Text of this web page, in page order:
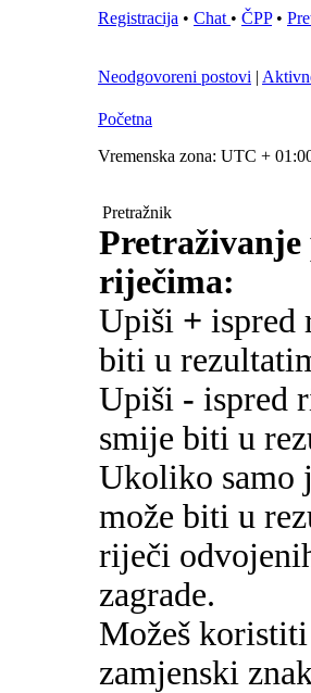
Registracija • Chat • ČPP•
Neodgovoreni postovi |
Početna
Vremenska zona: UTC +
Pretražnik
riječima:
Upiši + ispred
biti u
Upiši - ispred
smije biti u
Ukoliko samo
može biti u
riječi
zagrade.
Možeš
zamjenski